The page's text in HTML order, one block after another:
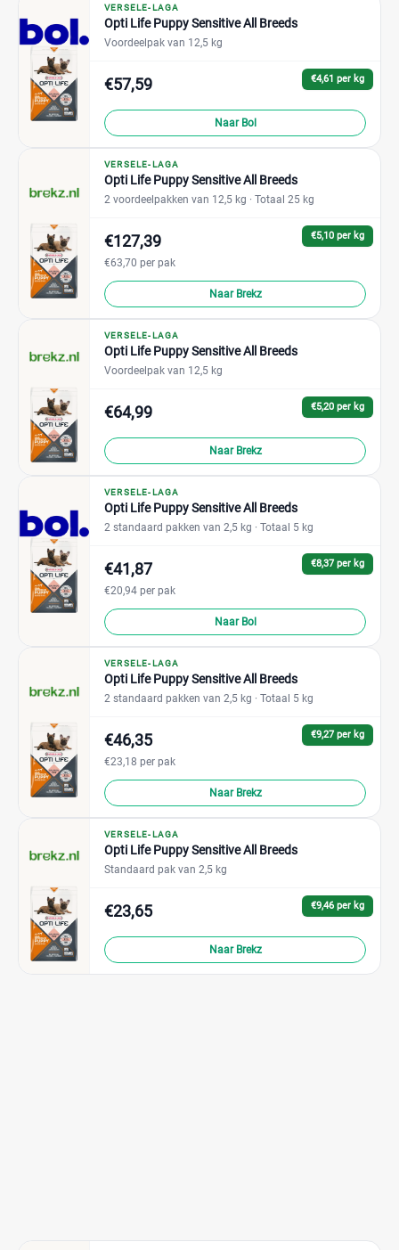
VERSELE-LAGA
Opti Life Puppy Sensitive All Breeds
Voordeelpak van 12,5 kg
€4,61 per kg
€57,59
Naar Bol
VERSELE-LAGA
Opti Life Puppy Sensitive All Breeds
2 voordeelpakken van 12,5 kg · Totaal 25 kg
€5,10 per kg
€127,39
€63,70 per pak
Naar Brekz
VERSELE-LAGA
Opti Life Puppy Sensitive All Breeds
Voordeelpak van 12,5 kg
€5,20 per kg
€64,99
Naar Brekz
VERSELE-LAGA
Opti Life Puppy Sensitive All Breeds
2 standaard pakken van 2,5 kg · Totaal 5 kg
€8,37 per kg
€41,87
€20,94 per pak
Naar Bol
VERSELE-LAGA
Opti Life Puppy Sensitive All Breeds
2 standaard pakken van 2,5 kg · Totaal 5 kg
€9,27 per kg
€46,35
€23,18 per pak
Naar Brekz
VERSELE-LAGA
Opti Life Puppy Sensitive All Breeds
Standaard pak van 2,5 kg
€9,46 per kg
€23,65
Naar Brekz